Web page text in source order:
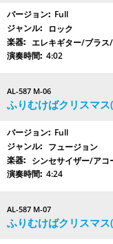
Full
ロック
エレキギター/ブラス
4:02
AL-587 M-06
ふりむけばクリスマス
Full
フュージョン
シンセサイザー/ア
4:24
AL-587 M-07
ふりむけばクリスマス